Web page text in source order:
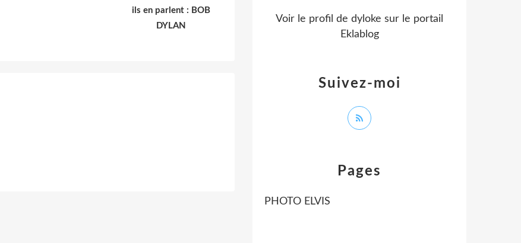
ils en parlent : BOB
DYLAN
Pages
PHOTO ELVIS
Suivez-moi
Voir le profil de dyloke sur le portail
Eklablog